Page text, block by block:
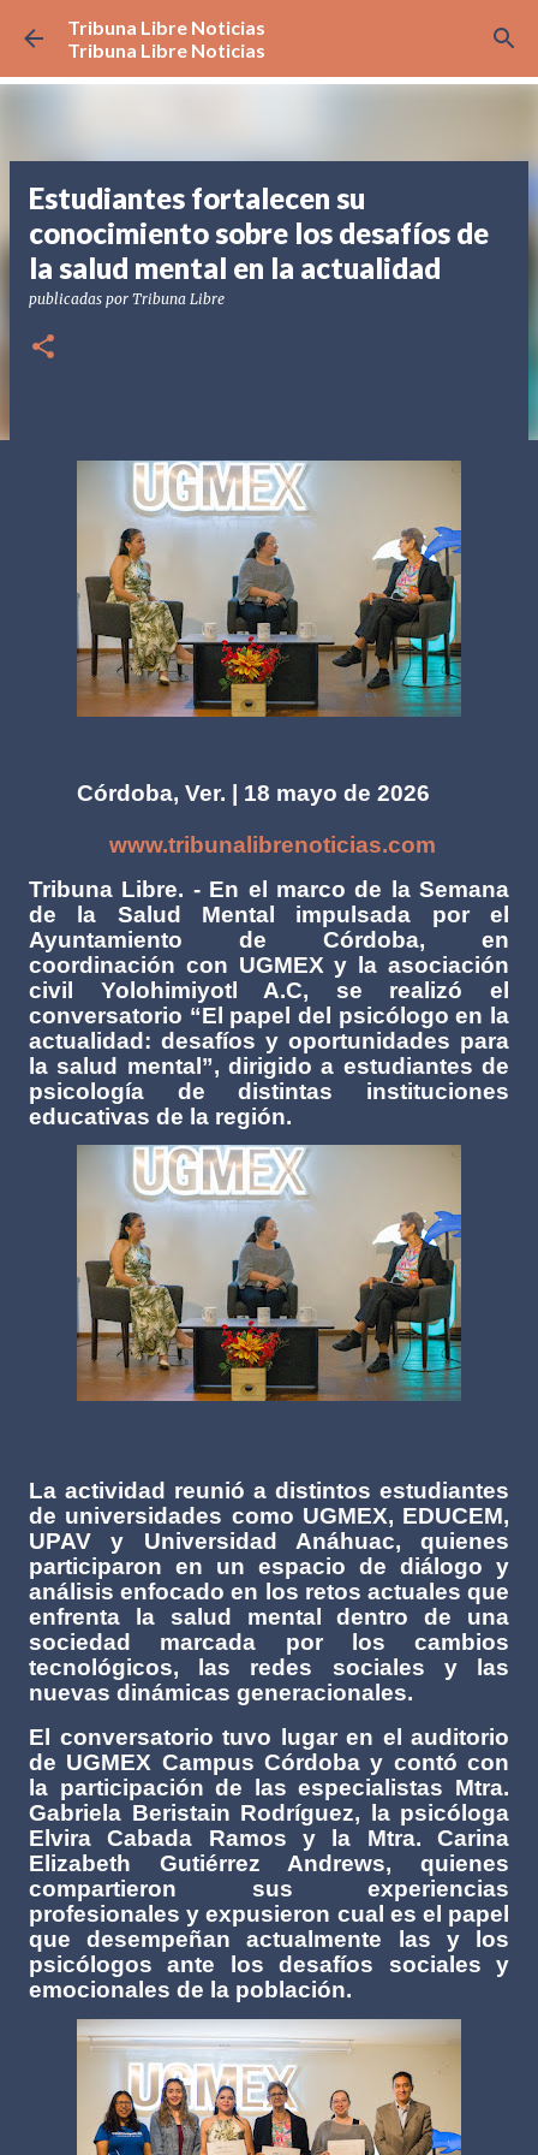
Ir al contenido principal
Tribuna Libre Noticias
Tribuna Libre Noticias
Estudiantes fortalecen su
conocimiento sobre los desafíos de
la salud mental en la actualidad
publicadas por Tribuna Libre
Córdoba, Ver. | 18 mayo de 2026
www.tribunalibrenoticias.com
Tribuna Libre. - En el marco de la Semana
de la Salud Mental impulsada por el
Ayuntamiento de Córdoba, en
coordinación con UGMEX y la asociación
civil Yolohimiyotl A.C, se realizó el
conversatorio “El papel del psicólogo en la
actualidad: desafíos y oportunidades para
la salud mental”, dirigido a estudiantes de
psicología de distintas instituciones
educativas de la región.
La actividad reunió a distintos estudiantes
de universidades como UGMEX, EDUCEM,
UPAV y Universidad Anáhuac, quienes
participaron en un espacio de diálogo y
análisis enfocado en los retos actuales que
enfrenta la salud mental dentro de una
sociedad marcada por los cambios
tecnológicos, las redes sociales y las
nuevas dinámicas generacionales.
El conversatorio tuvo lugar en el auditorio
de UGMEX Campus Córdoba y contó con
la participación de las especialistas Mtra.
Gabriela Beristain Rodríguez, la psicóloga
Elvira Cabada Ramos y la Mtra. Carina
Elizabeth Gutiérrez Andrews, quienes
compartieron sus experiencias
profesionales y expusieron cual es el papel
que desempeñan actualmente las y los
psicólogos ante los desafíos sociales y
emocionales de la población.